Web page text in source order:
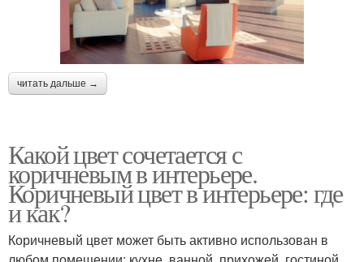
читать дальше →
Какой цвет сочетается с
коричневым в интерьере.
Коричневый цвет в интерьере: где
и как?
Коричневый цвет может быть активно использован в